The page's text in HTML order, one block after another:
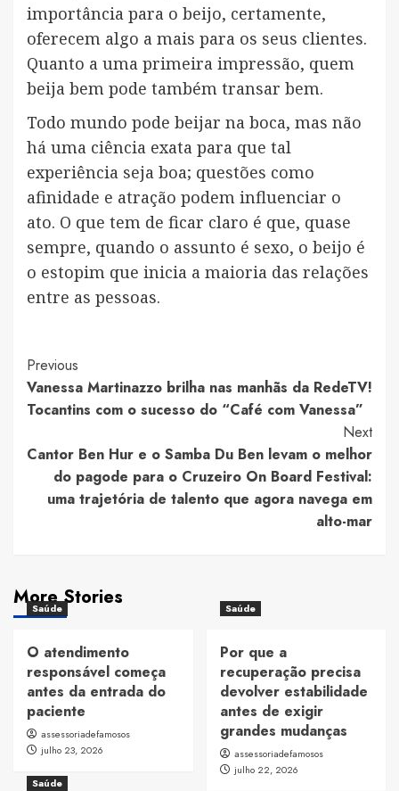
importância para o beijo, certamente,
oferecem algo a mais para os seus clientes.
Quanto a uma primeira impressão, quem
beija bem pode também transar bem.
Todo mundo pode beijar na boca, mas não
há uma ciência exata para que tal
experiência seja boa; questões como
afinidade e atração podem influenciar o
ato. O que tem de ficar claro é que, quase
sempre, quando o assunto é sexo, o beijo é
o estopim que inicia a maioria das relações
entre as pessoas.
Post
Navigation
Previous
Vanessa Martinazzo brilha nas manhãs da RedeTV!
Tocantins com o sucesso do “Café com Vanessa”
Next
Cantor Ben Hur e o Samba Du Ben levam o melhor
do pagode para o Cruzeiro On Board Festival:
uma trajetória de talento que agora navega em
alto-mar
More Stories
Saúde
O atendimento
responsável começa
antes da entrada do
paciente
assessoriadefamosos
julho 23, 2026
Saúde
Por que a
recuperação precisa
devolver estabilidade
antes de exigir
grandes mudanças
assessoriadefamosos
julho 22, 2026
Saúde